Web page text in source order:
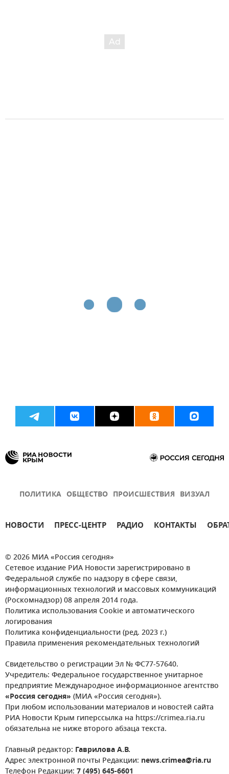
ПОЛИТИКА ОБЩЕСТВО ПРОИСШЕСТВИЯ ВИЗУАЛ
НОВОСТИ ПРЕСС-ЦЕНТР РАДИО КОНТАКТЫ
© 2026 МИА «Россия сегодня»
Сетевое издание РИА Новости зарегистрировано в
Федеральной службе по надзору в сфере связи,
информационных технологий и массовых коммуникаций
(Роскомнадзор) 08 апреля 2014 года.
Политика использования Cookie и автоматического
логирования
Политика конфиденциальности (ред. 2023 г.)
Правила применения рекомендательных технологий
Свидетельство о регистрации Эл № ФС77-57640.
Учредитель: Федеральное государственное унитарное
предприятие Международное информационное агентство
«Россия сегодня» (МИА «Россия сегодня»).
При любом использовании материалов и новостей сайта
РИА Новости Крым гиперссылка на https://crimea.ria.ru
обязательна не ниже второго абзаца текста.
Главный редактор: Гаврилова А.В.
Адрес электронной почты Редакции: news.crimea@ria.ru
Телефон Редакции: 7 (495) 645-6601